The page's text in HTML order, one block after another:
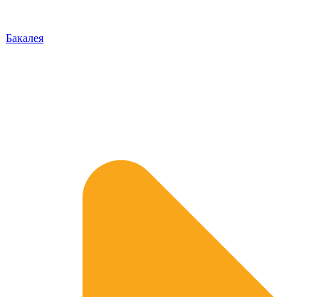
Бакалея